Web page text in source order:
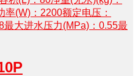
(W)：2200额定电压：
大进水压力(MPa)：0.55最